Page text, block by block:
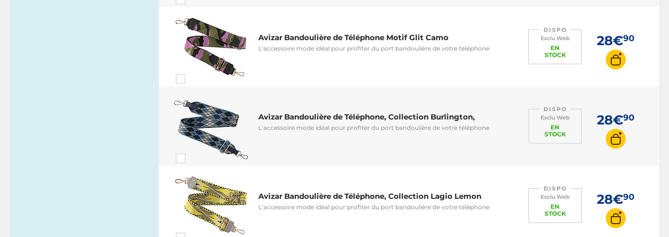
Avizar Bandoulière de Téléphone Motif Glit Camo
L'accessoire mode idéal pour profiter du port bandoulière de votre téléphone
DISPO
Exclu Web
EN
STOCK
28€90
Avizar Bandoulière de Téléphone, Collection Burlington,
L'accessoire mode idéal pour profiter du port bandoulière de votre téléphone
DISPO
Exclu Web
EN
STOCK
28€90
Avizar Bandoulière de Téléphone, Collection Lagio Lemon
L'accessoire mode idéal pour profiter du port bandoulière de votre téléphone
DISPO
Exclu Web
EN
STOCK
28€90